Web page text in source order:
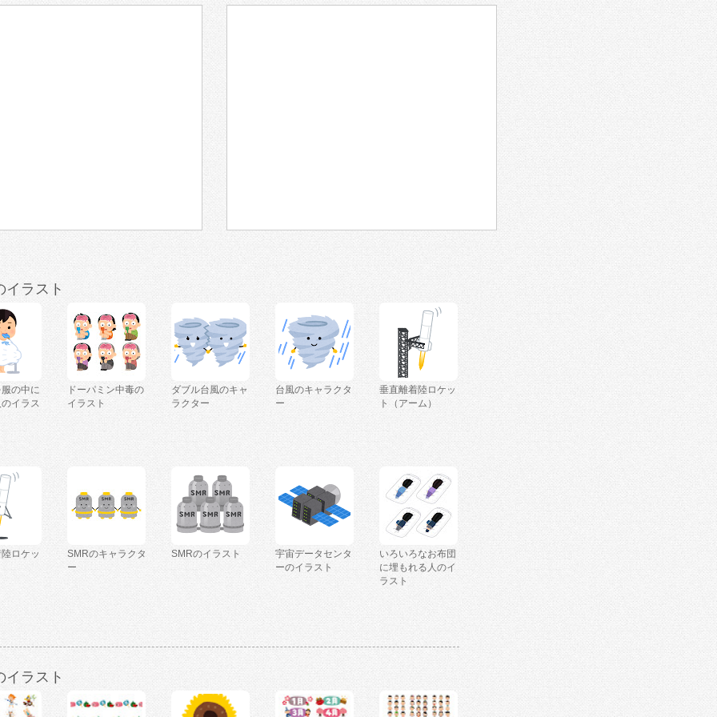
イラスト
の中に
イラス
ドーパミン中毒の
イラスト
ダブル台風のキャ
ラクター
台風のキャラクタ
ー
垂直離着陸ロケッ
ト（アーム）
ロケッ
SMRのキャラクタ
ー
SMRのイラスト
宇宙データセンタ
ーのイラスト
いろいろなお布団
に埋もれる人のイ
ラスト
イラスト